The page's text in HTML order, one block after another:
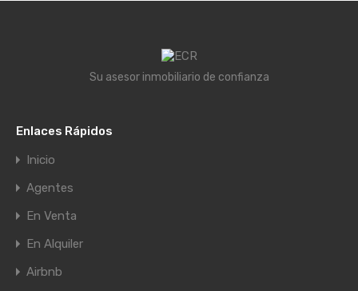
Su asesor inmobiliario de confianza
Enlaces Rápidos
Inicio
Agentes
En Venta
En Alquiler
Airbnb